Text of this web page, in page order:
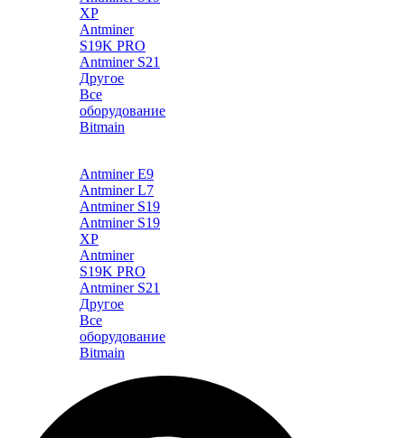
XP
Antminer
S19K PRO
Antminer S21
Другое
Все
оборудование
Bitmain
Antminer E9
Antminer L7
Antminer S19
Antminer S19
XP
Antminer
S19K PRO
Antminer S21
Другое
Все
оборудование
Bitmain